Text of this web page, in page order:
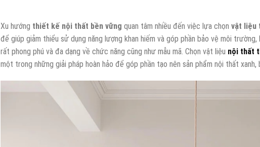
Xu hướng thiết kế nội thất bền vững quan tâm nhiều đến việc lựa chọn vật liệu
để giúp giảm thiểu sử dụng năng lượng khan hiếm và góp phần bảo vệ môi
rất phong phú và đa dạng về chức năng cũng như mẫu mã. Chọn vật liệu nội thất
một trong những giải pháp hoàn hảo để góp phần tạo nên sản phẩm nội thất xanh,